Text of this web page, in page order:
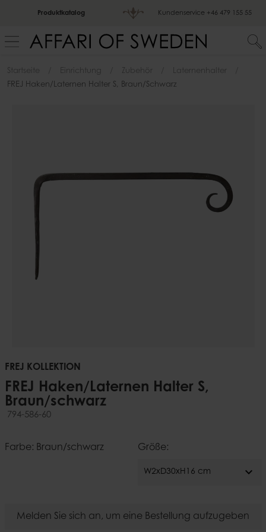
Produktkatalog Kundenservice +46 479 155 55
Startseite Einrichtung Zubehör
Laternenhalter
FREJ Haken/Laternen Halter S, Braun/schwarz
FREJ KOLLEKTION
FREJ Haken/Laternen Halter S,
Braun/schwarz
794-586-60
Farbe: Braun/schwarz Größe:
W2xD30xH16 cm expand_more
Melden Sie sich an, um eine Bestellung aufzugeben